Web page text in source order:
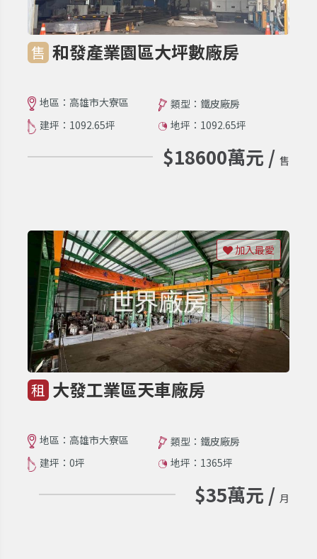
售 和發產業園區大坪數廠房
地區：高雄市大寮區
類型：鐵皮廠房
建坪：1092.65坪
地坪：1092.65坪
$18600萬元 / 售
租 大發工業區天車廠房
地區：高雄市大寮區
類型：鐵皮廠房
建坪：0坪
地坪：1365坪
$35萬元 / 月
加入最愛